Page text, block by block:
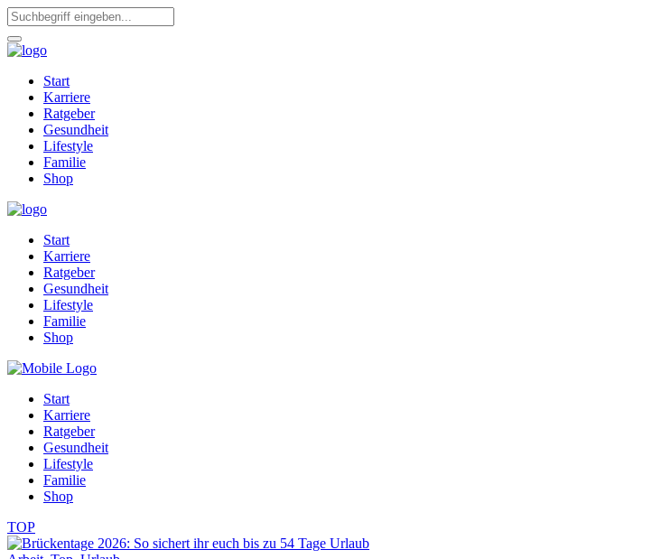
Start
Karriere
Ratgeber
Gesundheit
Lifestyle
Familie
Shop
Start
Karriere
Ratgeber
Gesundheit
Lifestyle
Familie
Shop
Start
Karriere
Ratgeber
Gesundheit
Lifestyle
Familie
Shop
TOP